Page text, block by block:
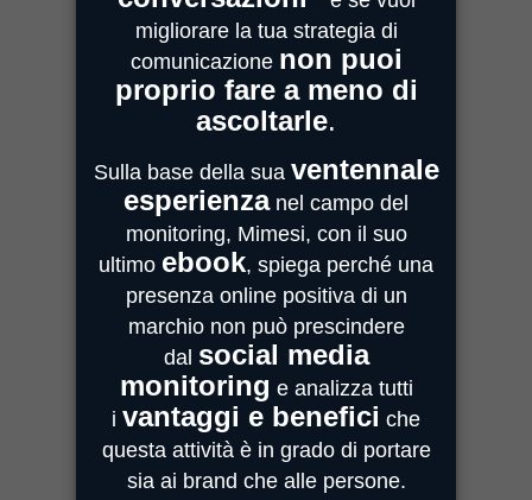
MIMESI MILANO
Centro Direzionale Milanofiori
Strada 4, Palazzo A - Scala 2
20059 Assago
MIMESI PARMA
Sede Operativa
Strada Quarta, 6/1D
43100 Parma
MIMESI FORLÌ
Sede divisione Audio Video
Via Guido Bonali, 14
47121 Forlì